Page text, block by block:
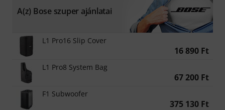
A(z) Bose szuper ajánlatai
L1 Pro16 Slip Cover
16 890 Ft
L1 Pro8 System Bag
67 200 Ft
F1 Subwoofer
375 130 Ft